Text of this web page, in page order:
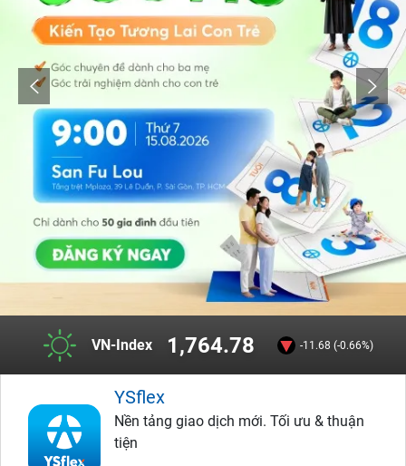
VN-Index 1,764.78 -11.68 (-0.66%)
YSflex
Nền tảng giao dịch mới. Tối ưu & thuận
tiện